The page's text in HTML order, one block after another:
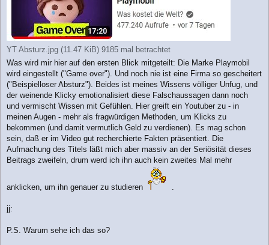
YT Absturz.jpg (11.47 KiB) 9185 mal betrachtet
Was wird mir hier auf den ersten Blick mitgeteilt: Die Marke Playmobil
wird eingestellt ("Game over"). Und noch nie ist eine Firma so gescheitert
("Beispielloser Absturz"). Beides ist meines Wissens völliger Unfug, und
der weinende Klicky emotionalisiert diese Falschaussagen dann noch
und vermischt Wissen mit Gefühlen. Hier greift ein Youtuber zu - in
meinen Augen - mehr als fragwürdigen Methoden, um Klicks zu
bekommen (und damit vermutlich Geld zu verdienen). Es mag schon
sein, daß er im Video gut recherchierte Fakten präsentiert. Die
Aufmachung des Titels läßt mich aber massiv an der Seriösität dieses
Beitrags zweifeln, drum werd ich ihn auch kein zweites Mal mehr
anklicken, um ihn genauer zu studieren .
jj:
P.S. Warum sehe ich das so?